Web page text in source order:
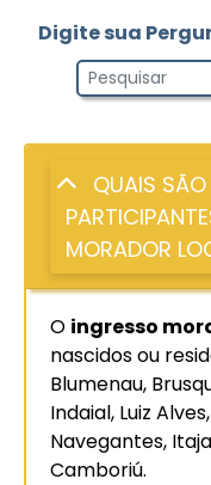
Digite sua
MORADOR
O ingresso
nascidos ou
Blumenau,
Indaial, Luiz
Navegantes,
Camboriú.